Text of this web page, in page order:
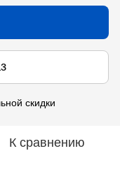
скидки
К сравнению